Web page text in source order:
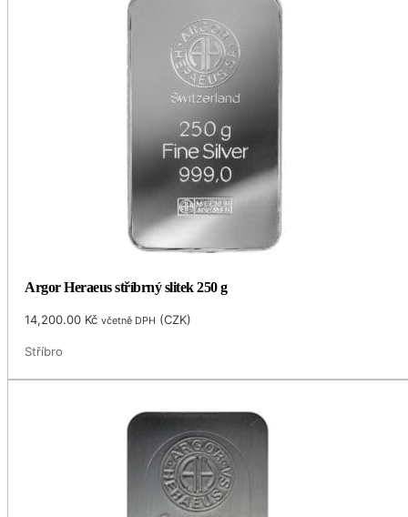
Argor Heraeus stříbrný slitek 250 g
14,200.00 Kč včetně DPH (CZK)
Stříbro